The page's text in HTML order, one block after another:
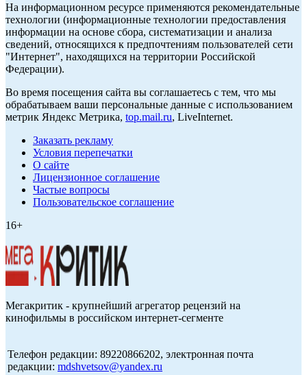
На информационном ресурсе применяются рекомендательные
технологии (информационные технологии предоставления
информации на основе сбора, систематизации и анализа
сведений, относящихся к предпочтениям пользователей сети
"Интернет", находящихся на территории Российской
Федерации).
Во время посещения сайта вы соглашаетесь с тем, что мы
обрабатываем ваши персональные данные с использованием
метрик Яндекс Метрика, top.mail.ru, LiveInternet.
Заказать рекламу
Условия перепечатки
О сайте
Лицензионное соглашение
Частые вопросы
Пользовательское соглашение
16+
Мегакритик - крупнейший агрегатор рецензий на
кинофильмы в российском интернет-сегменте
Телефон редакции: 89220866202, электронная почта
редакции: mdshvetsov@yandex.ru